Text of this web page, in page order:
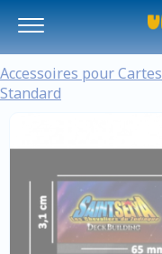
Accessoires pour Cartes
Standard